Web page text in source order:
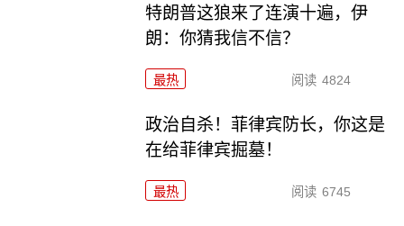
特朗普这狼来了连演十遍，伊
朗：你猜我信不信？
最热 阅读 4824
政治自杀！菲律宾防长，你这是
在给菲律宾掘墓！
最热 阅读 6745